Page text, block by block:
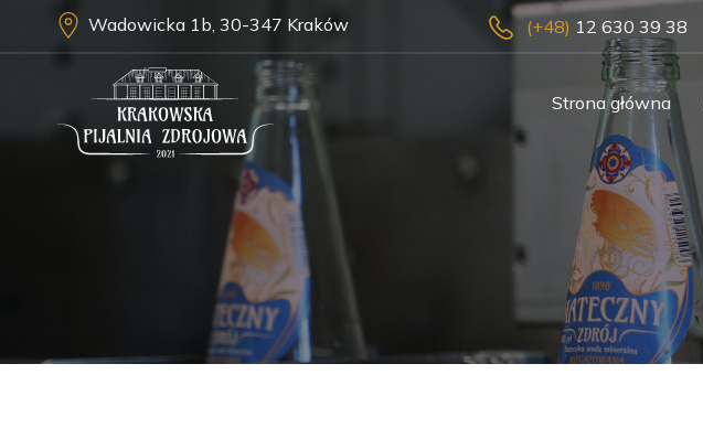
Wadowicka 1b, 30-347 Kraków (+48) 12 630 39 38
Strona główna